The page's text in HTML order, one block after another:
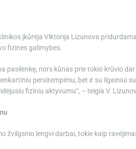
įkūrėja Viktorija Lizunova
fizines galimybes.
pasilenkę, nors kūnas prie tokio krūvio
persitempimu, bet ir su ilgainiui
fiziniu aktyvumu“, – teigia V.
žvilgsnio lengvi darbai, tokie kaip